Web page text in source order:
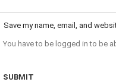
Save my name, email, and
You have to be logged in to be